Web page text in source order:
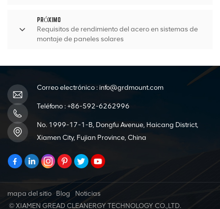
PRÓXIMO
Requisitos de rendimiento del acero en sistemas de
montaje de paneles solares
Correo electrónico : info@grdmount.com
Teléfono :+86-592-6262996
No. 1999-17-1-B, Dongfu Avenue, Haicang District,
Xiamen City, Fujian Province, China
mapa del sitio Blog
Noticias
© XIAMEN GREAD CLEANERGY TECHNOLOGY CO.,LTD.